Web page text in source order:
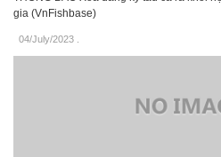
gia (VnFishbase)
04/July/2023